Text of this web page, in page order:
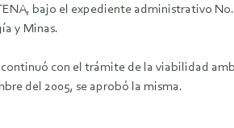
bajo el expediente administrativo
y Minas.
con el trámite de la viabilidad
del 2005, se aprobó la misma.